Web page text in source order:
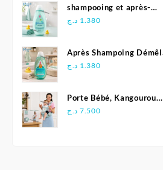
shampooing et après-
shampoing 2en1 Soft &
1.380 د.ج
Après Shampoing
pour bébé - Johnson'S
1.380 د.ج
Porte Bébé, Kangourou
Multifonctionnel
7.500 د.ج